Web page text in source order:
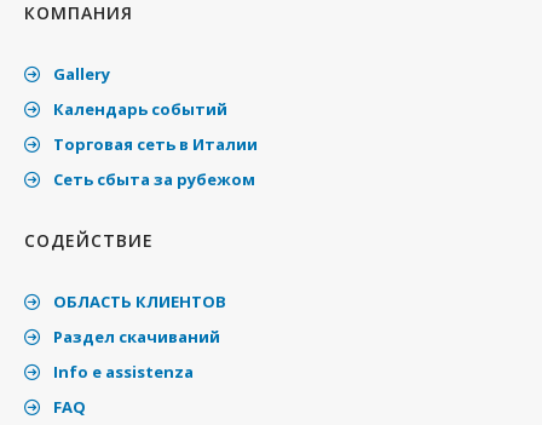
КОМПАНИЯ
Gallery
Календарь событий
Торговая сеть в Италии
Cеть сбыта за рубежом
СОДЕЙСТВИЕ
ОБЛАСТЬ КЛИЕНТОВ
Раздел скачиваний
Info e assistenza
FAQ